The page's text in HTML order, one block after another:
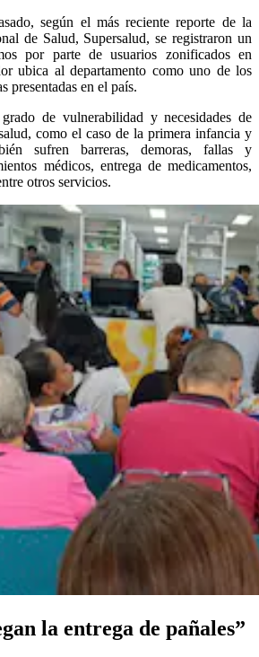
según el más reciente reporte de la
de Salud, Supersalud, se registraron un
por parte de usuarios zonificados en
ubica al departamento como uno de los
presentadas en el país.
de vulnerabilidad y necesidades de
como el caso de la primera infancia y
sufren barreras, demoras, fallas y
médicos, entrega de medicamentos,
otros servicios.
la entrega de pañales”